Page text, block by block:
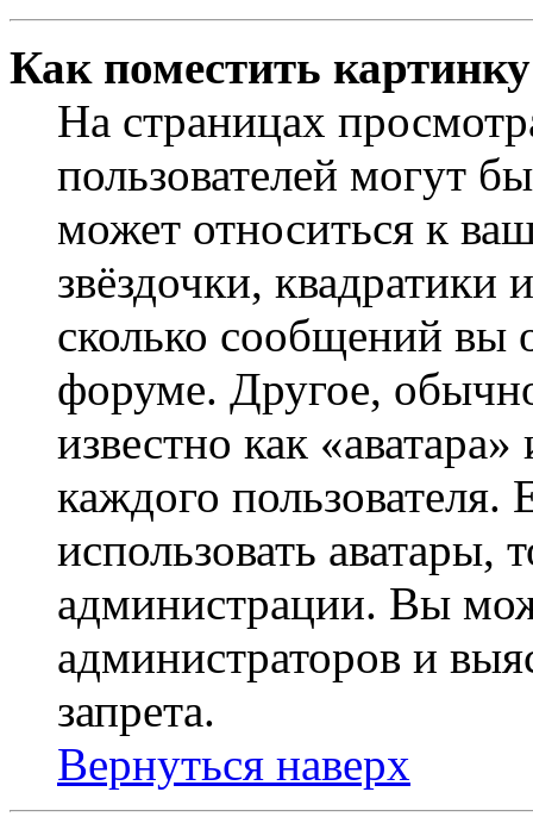
Как поместить
На страницах
пользователей могут
может относиться к
звёздочки,
сколько сообщений вы
форуме. Другое,
известно как
каждого
использовать аватары,
администрации. Вы
администраторов и
запрета.
Вернуться наверх